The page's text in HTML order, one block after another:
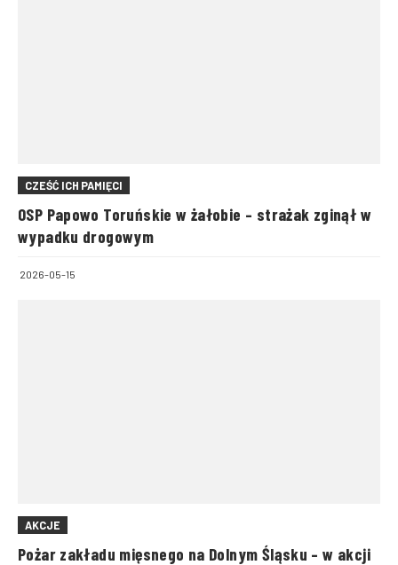
CZEŚĆ ICH PAMIĘCI
OSP Papowo Toruńskie w żałobie – strażak zginął w
wypadku drogowym
2026-05-15
AKCJE
Pożar zakładu mięsnego na Dolnym Śląsku – w akcji